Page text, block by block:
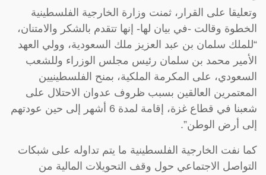
وتعليقا على القرار، ثمنت وزارة الخارجية الفلسطينية
الخطوة وقالت -في بيان لها- إنها تتقدم بالشكر والامتنان،
“للملك سلمان بن عبد العزيز ملك السعودية، وولي العهد
الأمير محمد بن سلمان رئيس مجلس الوزراء وللشعب
السعودي، على المكرمة الملكية، بمنح الفلسطينيين
المعتمرين العالقين بسبب ظروف عدوان الاحتلال على
شعبنا في قطاع غزة، إقامة لمدة 6 أشهر إلى حين عودتهم
إلى أرض الوطن”.
كما نفت الخارجية الفلسطينية ما يتم تداوله على شبكات
التواصل الاجتماعي حول وقف التحويلات المالية من